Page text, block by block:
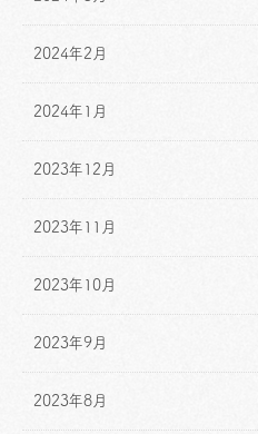
2024年2月
2024年1月
2023年12月
2023年11月
2023年10月
2023年9月
2023年8月